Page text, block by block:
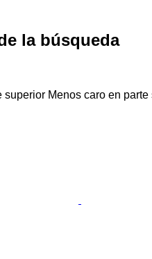
la búsqueda
superior Menos caro en parte